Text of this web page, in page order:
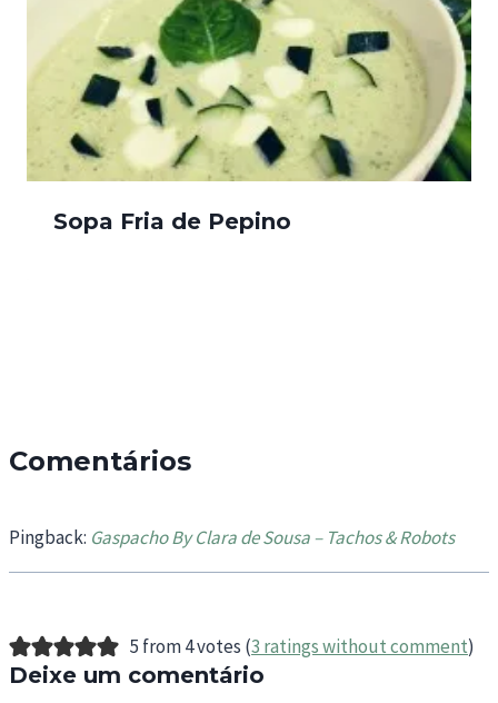
Sopa Fria de Pepino
Comentários
Pingback: Gaspacho By Clara de Sousa – Tachos & Robots
5 from 4 votes (3 ratings without comment)
Deixe um comentário